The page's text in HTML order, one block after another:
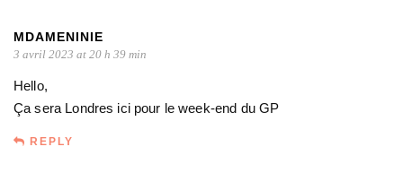
MDAMENINIE
3 avril 2023 at 20 h 39 min
Hello,
Ça sera Londres ici pour le week-end du GP
REPLY